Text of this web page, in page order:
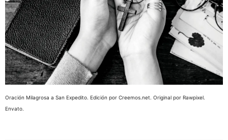
Oración Milagrosa a San Expedito. Edición por Creemos.net. Original por Rawpixel.
Envato.